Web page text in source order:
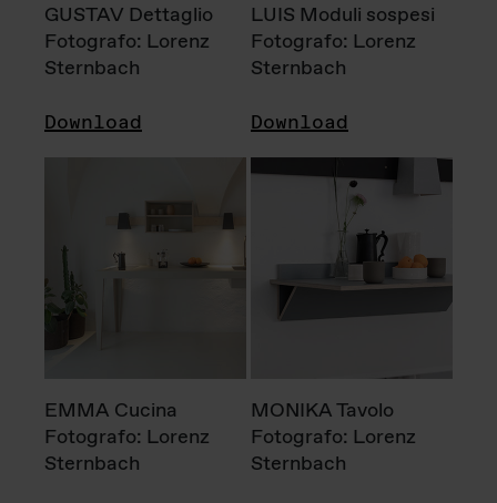
GUSTAV Dettaglio
Fotografo: Lorenz
Sternbach
Download
LUIS Moduli sospesi
Fotografo: Lorenz
Sternbach
Download
EMMA Cucina
Fotografo: Lorenz
Sternbach
MONIKA Tavolo
Fotografo: Lorenz
Sternbach